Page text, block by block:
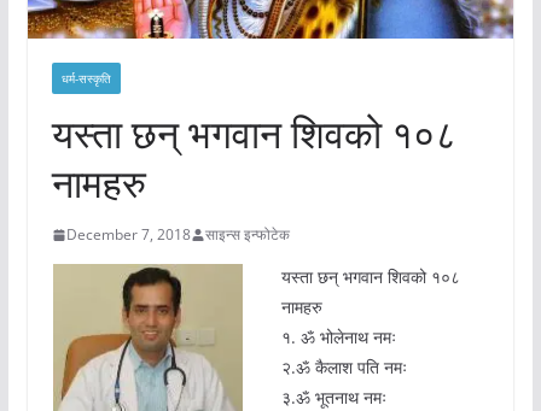
धर्म-सस्कृति
यस्ता छन् भगवान शिवको १०८
नामहरु
December 7, 2018 साइन्स इन्फोटेक
यस्ता छन् भगवान शिवको १०८
नामहरु
१. ॐ भोलेनाथ नमः
२.ॐ कैलाश पति नमः
३.ॐ भूतनाथ नमः